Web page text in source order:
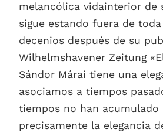
melancólica vidainterior de
sigue estando fuera de
decenios después de su
Wilhelmshavener Zeitung
Sándor Márai tiene una
asociamos a tiempos
tiempos no han acumulado
precisamente la elegancia